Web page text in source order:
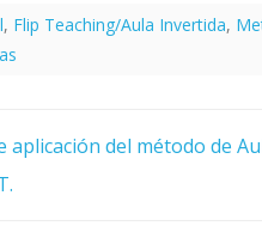
, Flip Teaching/Aula Invertida,
aplicación del método de